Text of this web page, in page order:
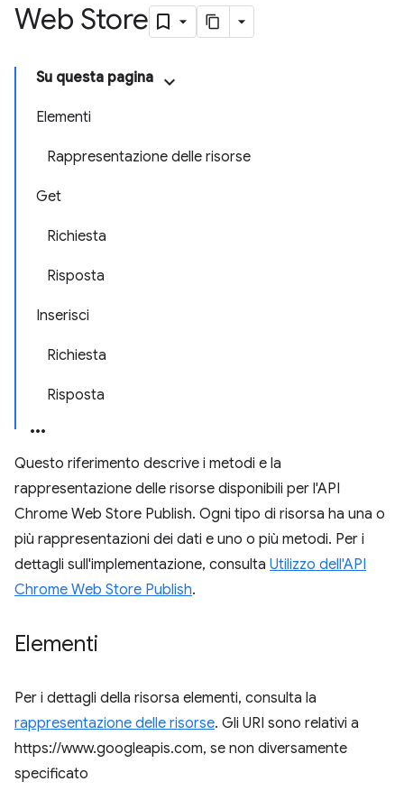
Web Store
Su questa pagina
Elementi
Rappresentazione delle risorse
Get
Richiesta
Risposta
Inserisci
Richiesta
Risposta
Questo riferimento descrive i metodi e la
rappresentazione delle risorse disponibili per l'API
Chrome Web Store Publish. Ogni tipo di risorsa ha una o
più rappresentazioni dei dati e uno o più metodi. Per i
dettagli sull'implementazione, consulta Utilizzo dell'API
Chrome Web Store Publish.
Elementi
Per i dettagli della risorsa elementi, consulta la
rappresentazione delle risorse. Gli URI sono relativi a
https://www.googleapis.com, se non diversamente
specificato